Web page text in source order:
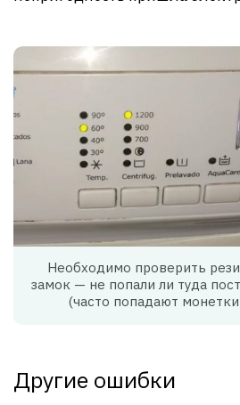
Необходимо проверить
замок — не попали ли туда
(часто попадают
Другие ошибки